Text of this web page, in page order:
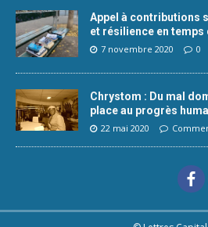
Appel à contributions
et résilience en temps
7 novembre 2020 0
Chrystom : Du mal
place au progrès
22 mai 2020